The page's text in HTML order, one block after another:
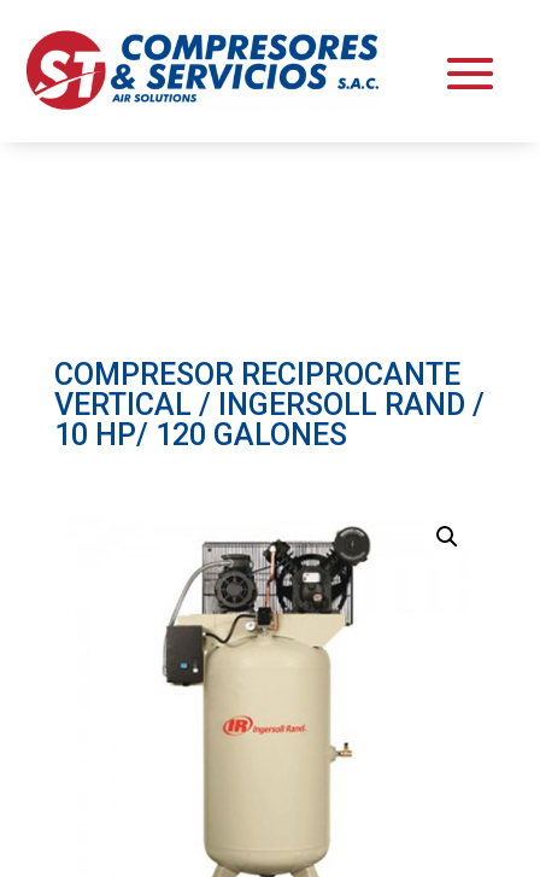
COMPRESOR RECIPROCANTE
VERTICAL / INGERSOLL RAND /
10 HP/ 120 GALONES